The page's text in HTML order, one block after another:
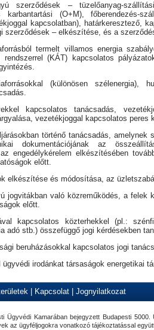
szerződések – tüzelőanyag-
karbantartási (O+M), főberendezés-
kapcsolatban), határkeresztező,
szerződések – elkészítése, és a
termelt villamos energia
rendszerrel (KÁT) kapcsolatos
(különösen szélenergia),
kapcsolatos tanácsadás,
vezetékjoggal kapcsolatos peres
történő tanácsadás,
dokumentációjának az
engedélykérelem elkészítésében
előtt.
elkészítése és módosítása, az
jogvitákban való közreműködés, a felek
előtt.
kapcsolatos közterhekkel (pl.:
adó stb.) összefüggő jogi kérdésekben
beruházásokkal kapcsolatos jogi
irodánkat társaságok energetikai
| Kapcsolat| Jognyilatkozat
Ügyvédi Kamarában bejegyzett Budapesti
az ügyféljogokra vonatkozó tájékoztatással